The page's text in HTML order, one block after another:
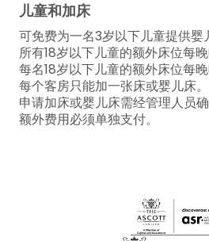
儿童和加床
可免费为一名3岁以下儿童提供婴
所有18岁以下儿童的额外床位每
每名18岁以下儿童的额外床位每
每个客房只能加一张床或婴儿床。
申请加床或婴儿床需经管理人员确
额外费用必须单独支付。